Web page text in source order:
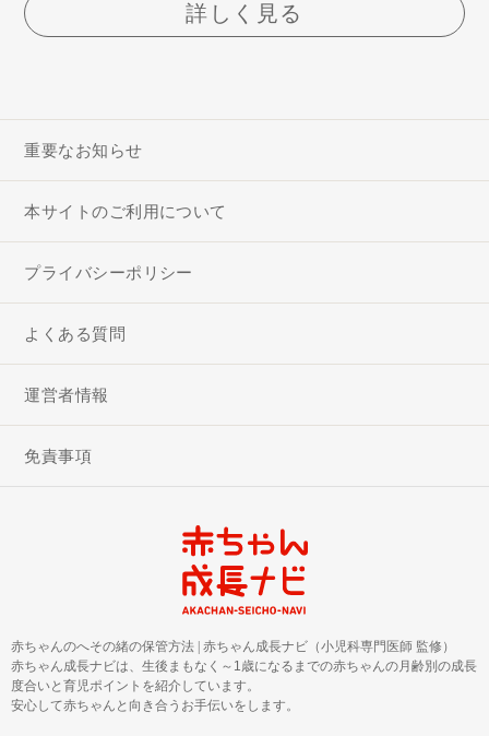
詳しく見る
重要なお知らせ
本サイトのご利用について
プライバシーポリシー
よくある質問
運営者情報
免責事項
赤ちゃんのへその緒の保管方法 | 赤ちゃん成長ナビ（小児科専門医師 監修）
赤ちゃん成長ナビは、生後まもなく～1歳になるまでの赤ちゃんの月齢別の成長
度合いと育児ポイントを紹介しています。
安心して赤ちゃんと向き合うお手伝いをします。